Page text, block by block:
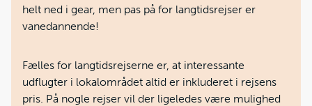
helt ned i gear, men pas på for langtidsrejser er
vanedannende!
Fælles for langtidsrejserne er, at interessante
udflugter i lokalområdet altid er inkluderet i rejsens
pris. På nogle rejser vil der ligeledes være mulighed